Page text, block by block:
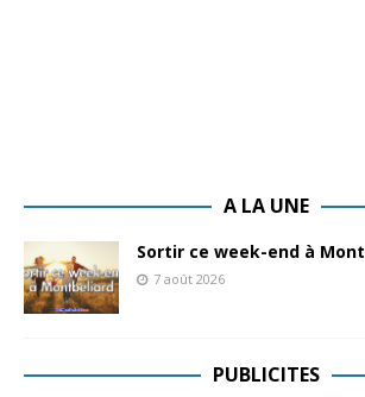
A LA UNE
Sortir ce week-end à
7 août 2026
PUBLICITES